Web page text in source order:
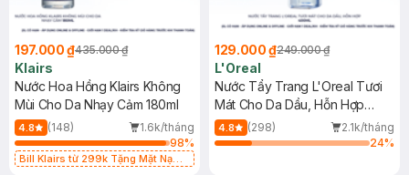
197.000 ₫435.000 ₫
Klairs
Nước Hoa Hồng Klairs Không
Mùi Cho Da Nhạy Cảm 180ml
4.8 (148)
1.6k/tháng
98%
Bill Klairs từ 299k Tặng Mặt Nạ
129.000 ₫249.000 ₫
L'Oreal
Nước Tẩy Trang L'Oreal Tươi
Mát Cho Da Dầu, Hỗn Hợp
400ml
4.8 (298)
2.1k/tháng
24%